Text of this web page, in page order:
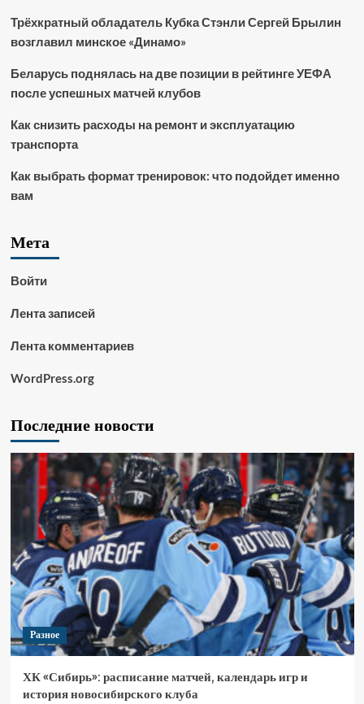
Трёхкратный обладатель Кубка Стэнли Сергей Брылин
возглавил минское «Динамо»
Беларусь поднялась на две позиции в рейтинге УЕФА
после успешных матчей клубов
Как снизить расходы на ремонт и эксплуатацию
транспорта
Как выбрать формат тренировок: что подойдет именно
вам
Мета
Войти
Лента записей
Лента комментариев
WordPress.org
Последние новости
Разное
ХК «Сибирь»: расписание матчей, календарь игр и
история новосибирского клуба